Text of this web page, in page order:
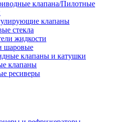
клапана/Пилотные
клапаны
стекла
жидкости
шаровые
клапаны и катушки
клапаны
ресиверы